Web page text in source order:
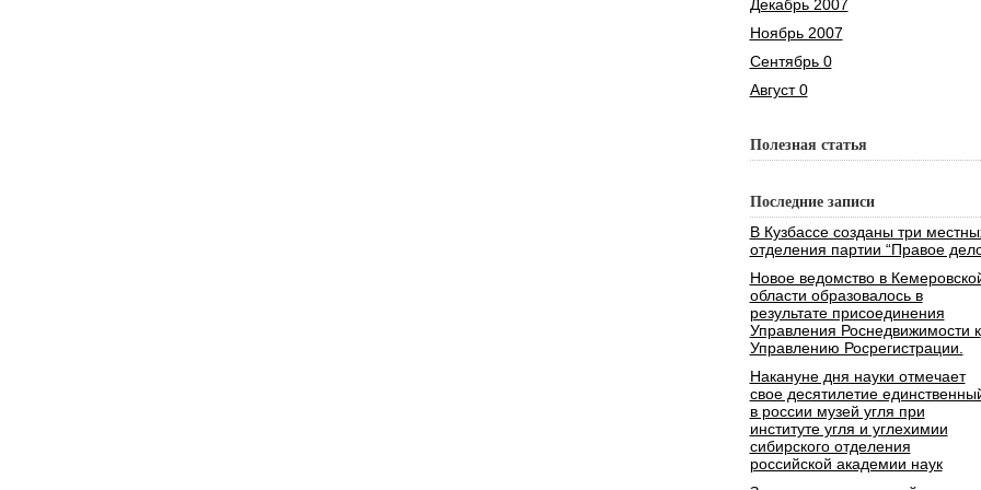
Декабрь 2007
Ноябрь 2007
Сентябрь 0
Август 0
Полезная статья
Последние записи
В Кузбассе созданы три
отделения партии “Правое
Новое ведомство в
области образовалось в
результате присоединения
Управления Роснедвижимости к
Управлению Росрегистрации.
Накануне дня науки отмечает
свое десятилетие
в россии музей угля при
институте угля и углехимии
сибирского отделения
российской академии наук